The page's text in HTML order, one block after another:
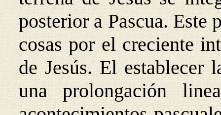
posterior a Pascua. Este
cosas por el creciente
de Jesús. El establecer
una prolongación